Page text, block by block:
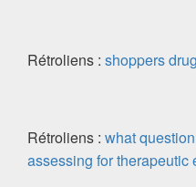
Rétroliens : shoppers
Rétroliens : what
assessing for therapeutic